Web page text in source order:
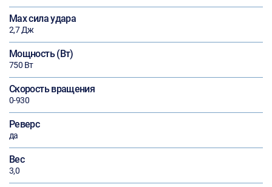
Max сила удара
2,7 Дж
Мощность (Вт)
750 Вт
Скорость вращения
0-930
Реверс
да
Вес
3,0